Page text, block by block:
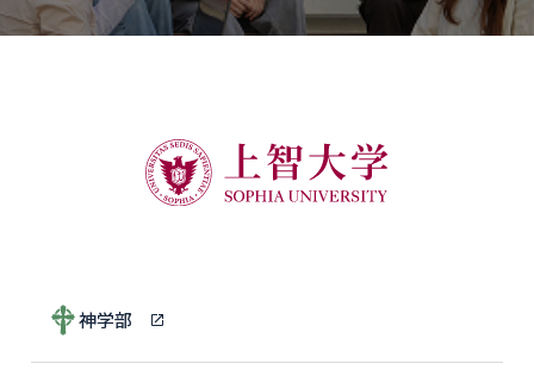
神学部